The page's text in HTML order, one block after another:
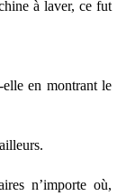
à laver, ce fut
elle en montrant le
n’importe où,